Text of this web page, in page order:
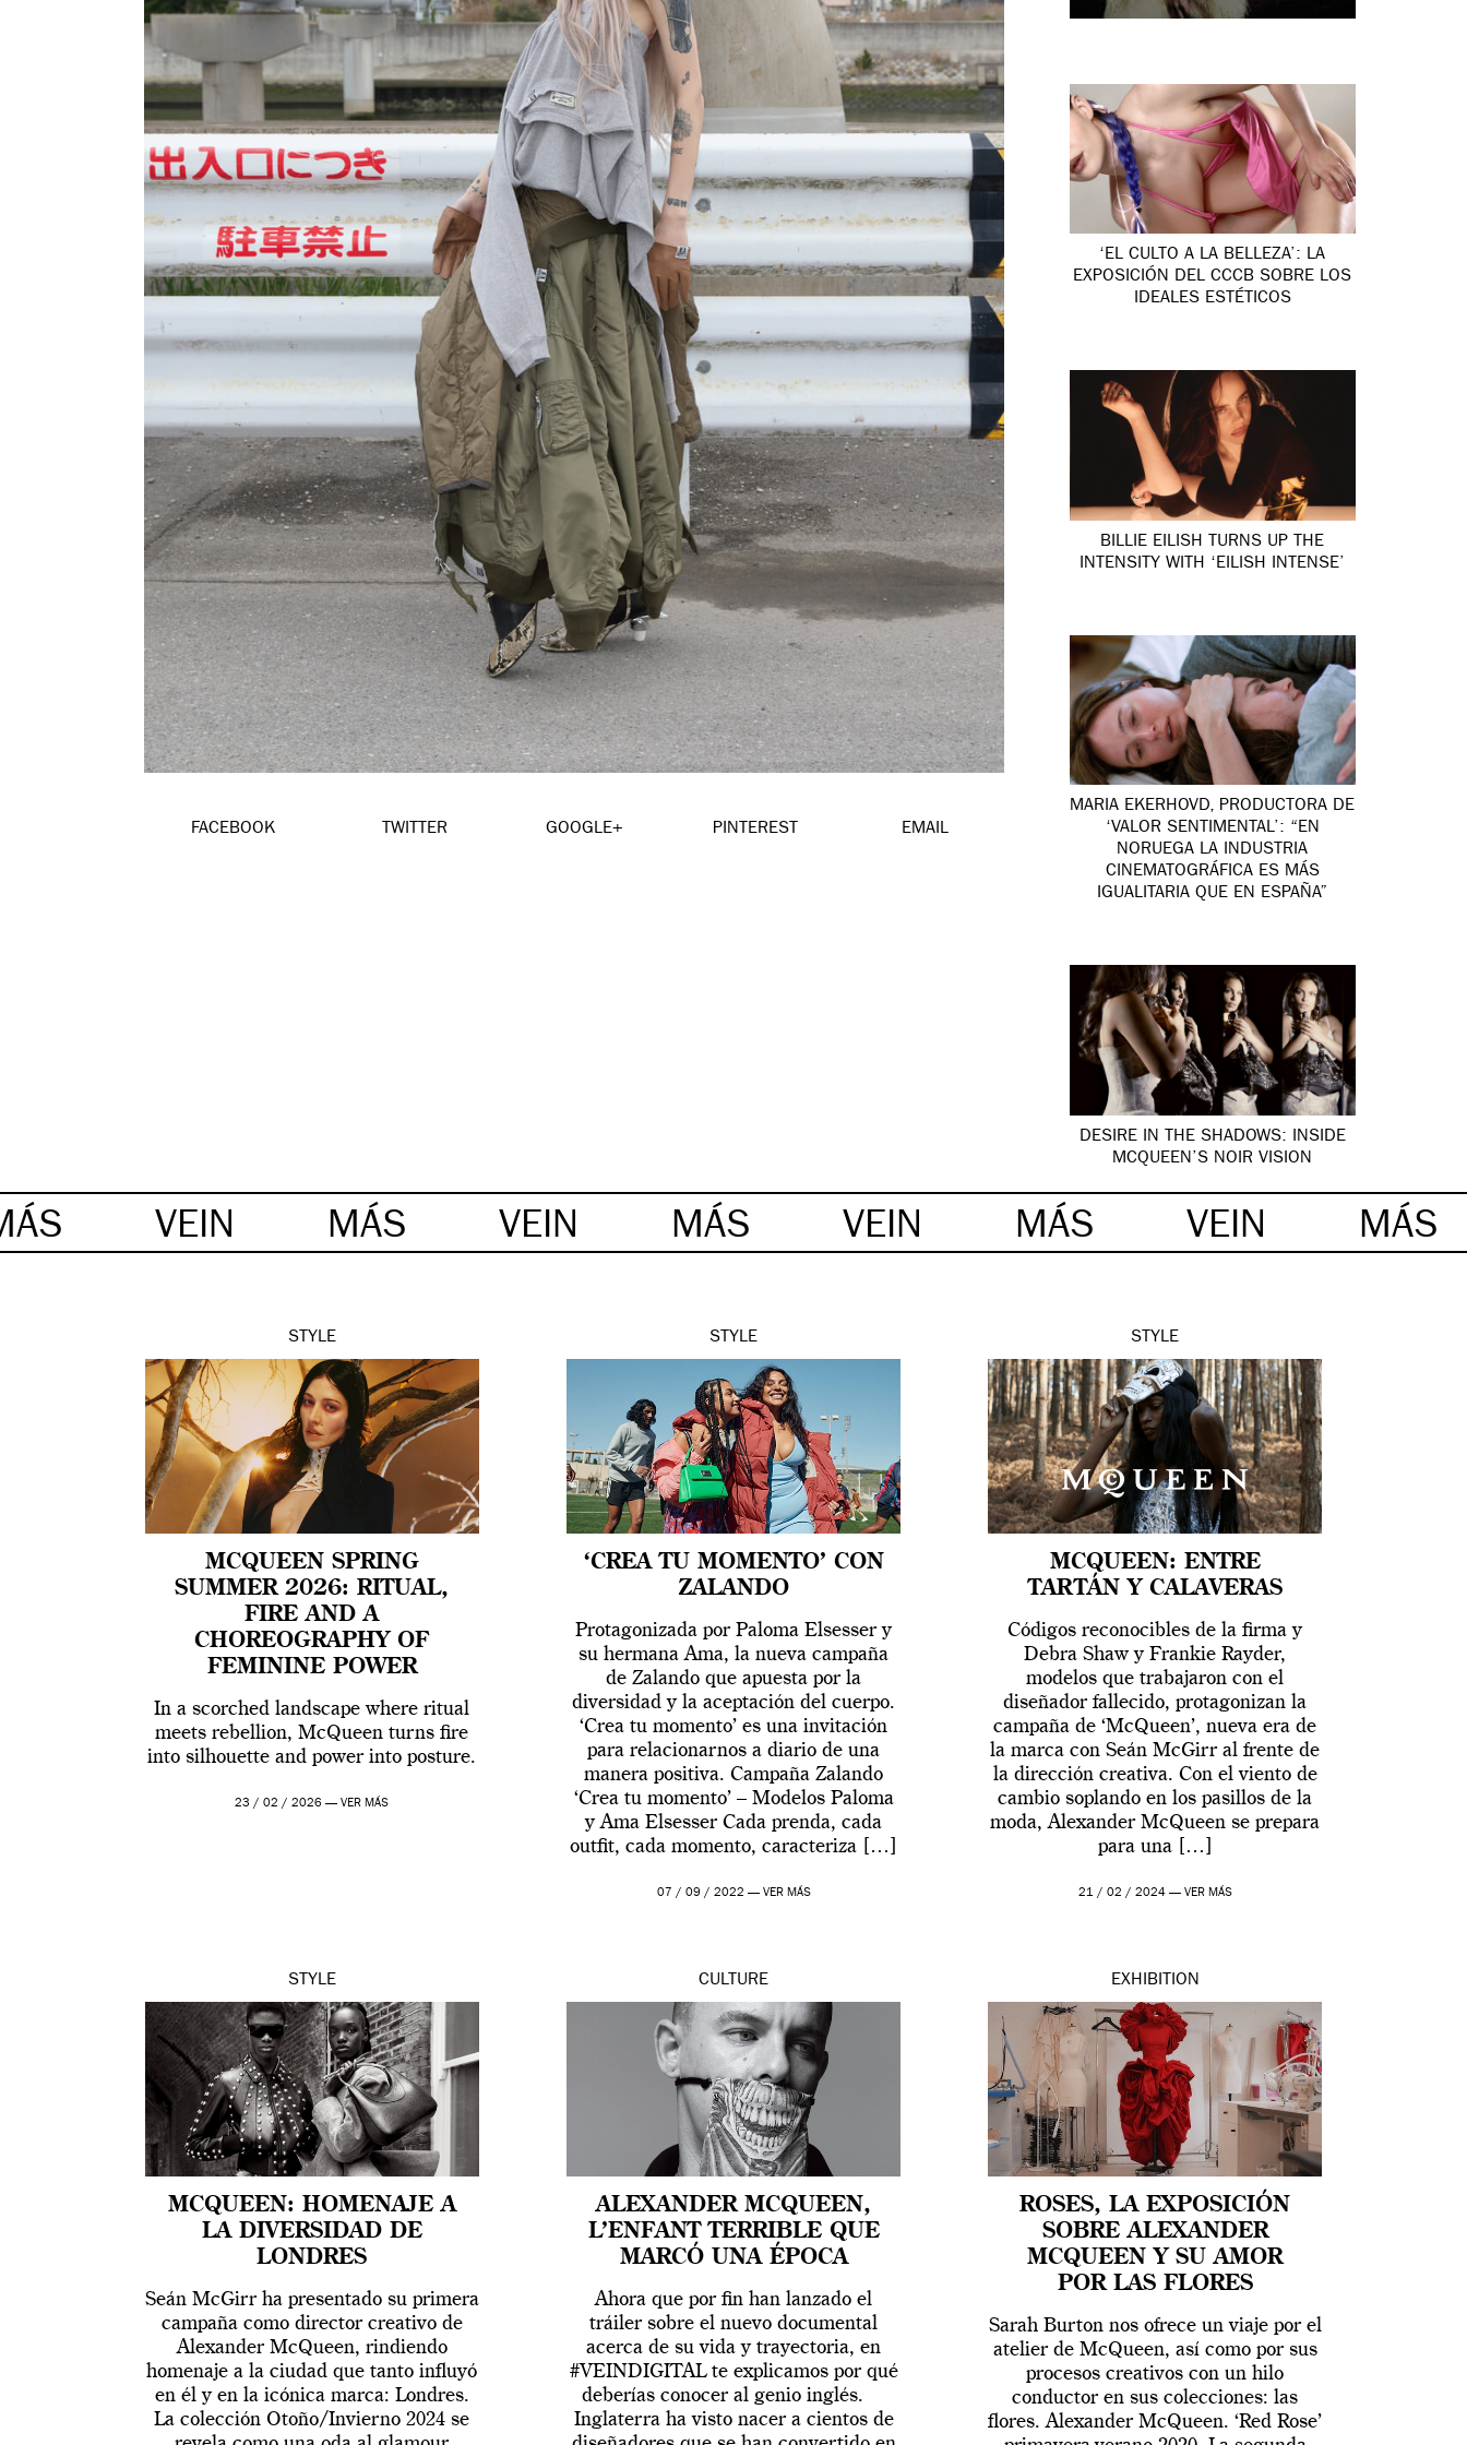
FACEBOOK TWITTER GOOGLE+ PINTEREST EMAIL
‘EL CULTO A LA BELLEZA’: LA
EXPOSICIÓN DEL CCCB SOBRE LOS
IDEALES ESTÉTICOS
BILLIE EILISH TURNS UP THE
INTENSITY WITH ‘EILISH INTENSE’
MARIA EKERHOVD, PRODUCTORA DE
‘VALOR SENTIMENTAL’: “EN
NORUEGA LA INDUSTRIA
CINEMATOGRÁFICA ES MÁS
IGUALITARIA QUE EN ESPAÑA”
DESIRE IN THE SHADOWS: INSIDE
MCQUEEN’S NOIR VISION
VEIN MÁS VEIN MÁS VEIN MÁS VEIN MÁS
STYLE
MCQUEEN SPRING
SUMMER 2026: RITUAL,
FIRE AND A
CHOREOGRAPHY OF
FEMININE POWER
In a scorched landscape where ritual
meets rebellion, McQueen turns fire
into silhouette and power into posture.
23 / 02 / 2026 —VER MÁS
STYLE
‘CREA TU MOMENTO’ CON
ZALANDO
Protagonizada por Paloma Elsesser y
su hermana Ama, la nueva campaña
de Zalando que apuesta por la
diversidad y la aceptación del cuerpo.
‘Crea tu momento’ es una invitación
para relacionarnos a diario de una
manera positiva. Campaña Zalando
‘Crea tu momento’ – Modelos Paloma
y Ama Elsesser Cada prenda, cada
outfit, cada momento, caracteriza […]
07 / 09 / 2022 — VER MÁS
STYLE
MCQUEEN: ENTRE
TARTÁN Y CALAVERAS
Códigos reconocibles de la firma y
Debra Shaw y Frankie Rayder,
modelos que trabajaron con el
diseñador fallecido, protagonizan la
campaña de ‘McQueen’, nueva era de
la marca con Seán McGirr al frente de
la dirección creativa. Con el viento de
cambio soplando en los pasillos de la
moda, Alexander McQueen se prepara
para una […]
21 / 02 / 2024 — VER MÁS
STYLE
MCQUEEN: HOMENAJE A
LA DIVERSIDAD DE
LONDRES
Seán McGirr ha presentado su primera
campaña como director creativo de
Alexander McQueen, rindiendo
homenaje a la ciudad que tanto influyó
en él y en la icónica marca: Londres.
La colección Otoño/Invierno 2024 se
CULTURE
ALEXANDER MCQUEEN,
L’ENFANT TERRIBLE QUE
MARCÓ UNA ÉPOCA
Ahora que por fin han lanzado el
tráiler sobre el nuevo documental
acerca de su vida y trayectoria, en
#VEINDIGITAL te explicamos por qué
deberías conocer al genio inglés.
Inglaterra ha visto nacer a cientos de
EXHIBITION
ROSES, LA EXPOSICIÓN
SOBRE ALEXANDER
MCQUEEN Y SU AMOR
POR LAS FLORES
Sarah Burton nos ofrece un viaje por el
atelier de McQueen, así como por sus
procesos creativos con un hilo
conductor en sus colecciones: las
flores. Alexander McQueen. ‘Red Rose’